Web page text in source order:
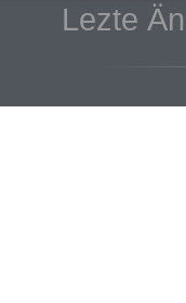
Lezte